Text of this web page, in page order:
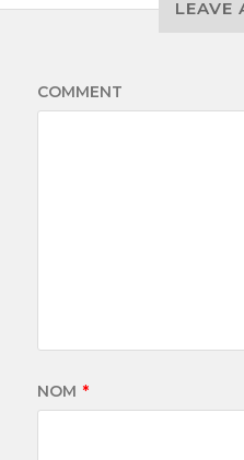
LEAVE
COMMENT
NOM *